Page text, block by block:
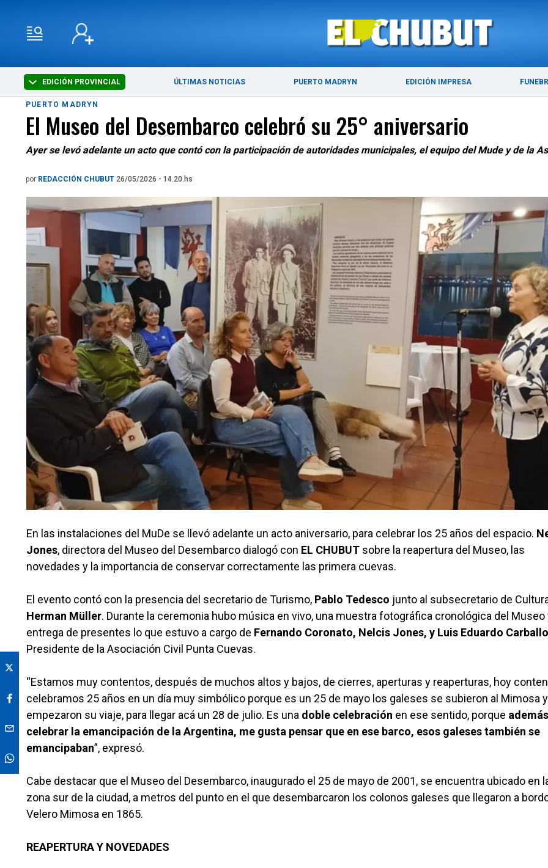
EDICIÓN PROVINCIAL ÚLTIMAS NOTICIAS PUERTO MADRYN EDICIÓN IMPRESA
ÚLTIMAS NOTICIAS PUERTO MADRYN
PUERTO MADRYN
El Museo del Desembarco celebró su 25° aniversario
Ayer se levó adelante un acto que contó con la participación de autoridades municipales, el equipo del Mude y de la
por REDACCIÓN CHUBUT 26/05/2026 - 14.20.hs
En las instalaciones del MuDe se llevó adelante un acto aniversario, para celebrar los 25 años del espacio.
Jones, directora del Museo del Desembarco dialogó con EL CHUBUT sobre la reapertura del Museo, las
novedades y la importancia de conservar correctamente las primera cuevas.
El evento contó con la presencia del secretario de Turismo, Pablo Tedesco junto al subsecretario de
Herman Müller. Durante la ceremonia hubo música en vivo, una muestra fotográfica cronológica del Museo
entrega de presentes lo que estuvo a cargo de Fernando Coronato, Nelcis Jones, y Luis Eduardo Carballo
Presidente de la Asociación Civil Punta Cuevas.
“Estamos muy contentos, después de muchos altos y bajos, de cierres, aperturas y reaperturas, hoy
celebramos 25 años en un día muy simbólico porque es un 25 de mayo los galeses se subieron al Mimosa y
empezaron su viaje, para llegar acá un 28 de julio. Es una doble celebración en ese sentido, porque
celebrar la emancipación de la Argentina, me gusta pensar que en ese barco, esos galeses también se
emancipaban”, expresó.
Cabe destacar que el Museo del Desembarco, inaugurado el 25 de mayo de 2001, se encuentra ubicado en
zona sur de la ciudad, a metros del punto en el que desembarcaron los colonos galeses que llegaron a
Velero Mimosa en 1865.
REAPERTURA Y NOVEDADES